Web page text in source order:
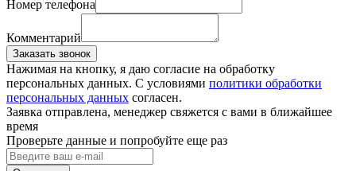
Номер телефона
Комментарий
Заказать звонок
Нажимая на кнопку, я даю согласие на обработку
персональных данных. С условиями политики обработки
персональных данных согласен.
Заявка отправлена, менеджер свяжется с вами в ближайшее
время
Проверьте данные и попробуйте еще раз